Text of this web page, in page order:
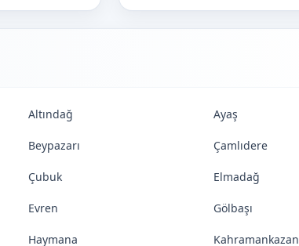
Altındağ Ayaş
Beypazarı Çamlıdere
Çubuk Elmadağ
Evren Gölbaşı
Haymana Kahramankazan